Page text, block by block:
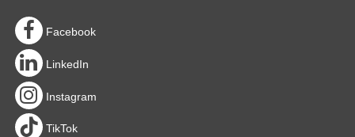
Facebook
LinkedIn
Instagram
TikTok